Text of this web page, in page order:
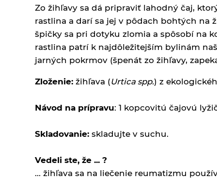
bezvaječné cestoviny
Špaldové biele
bezvaječné cestoviny
Vaječné cestoviny
Čaje sypané čierne
Sonnentor
Čaje sypané
jednozložkové
Sonnentor
Čaje sypané ovocné bez
Sonnentor
Koldokol
Zo žihľavy sa dá pripraviť lahodný čaj,
rastlina a darí sa jej v pôdach bohtých na
špičky sa pri dotyku zlomia a spôsobí na
rastlina patrí k najdôležitejším bylinám
jarných pokrmov (špenát zo žihľavy,
Zloženie: žihľava (Urtica spp.) z
Návod na prípravu: 1 kopcovitú čajovú
Skladovanie: skladujte v suchu.
Vedeli ste, že ... ?
... žihľava sa na liečenie reumatizmu